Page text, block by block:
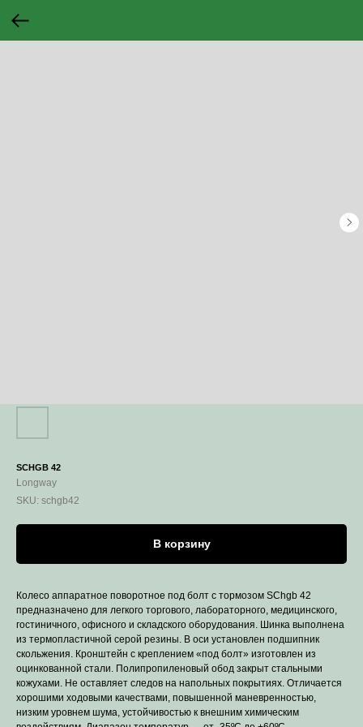
SCHGB 42
Longway
SKU: schgb42
В корзину
Колесо аппаратное поворотное под болт с тормозом SChgb 42
предназначено для легкого торгового, лабораторного, медицинского,
гостиничного, офисного и складского оборудования. Шинка выполнена
из термопластичной серой резины. В оси установлен подшипник
скольжения. Кронштейн с креплением «под болт» изготовлен из
оцинкованной стали. Полипропиленовый обод закрыт стальными
кожухами. Не оставляет следов на напольных покрытиях. Отличается
хорошими ходовыми качествами, повышенной маневренностью,
низким уровнем шума, устойчивостью к внешним химическим